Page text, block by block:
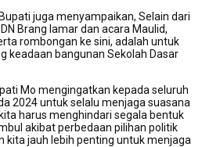
juga menyampaikan, Selain dari
Brang lamar dan acara Maulid,
rombongan ke sini, adalah untuk
keadaan bangunan Sekolah Dasar
Mo mengingatkan kepada seluruh
2024 untuk selalu menjaga suasana
harus menghindari segala bentuk
akibat perbedaan pilihan politik
kita jauh lebih penting untuk menjaga